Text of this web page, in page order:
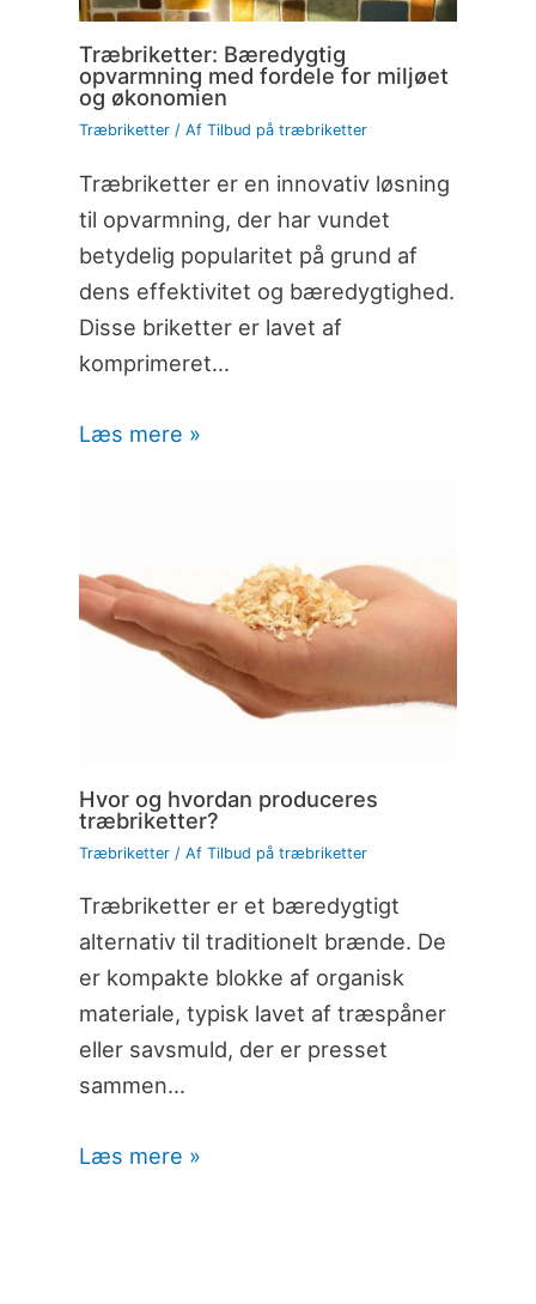
Træbriketter: Bæredygtig
opvarmning med fordele for miljøet
og økonomien
Træbriketter/ Af Tilbud på træbriketter
Træbriketter er en innovativ løsning
til opvarmning, der har vundet
betydelig popularitet på grund af
dens effektivitet og bæredygtighed.
Disse briketter er lavet af
komprimeret…
Læs mere »
Hvor og hvordan produceres
træbriketter?
Træbriketter/ Af Tilbud på træbriketter
Træbriketter er et bæredygtigt
alternativ til traditionelt brænde. De
er kompakte blokke af organisk
materiale, typisk lavet af træspåner
eller savsmuld, der er presset
sammen…
Læs mere »